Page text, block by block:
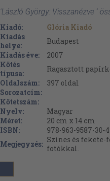
'László György: Visszanézve '
Kiadó:
Glória Kiadó
Kiadás
helye:
Budapest
Kiadás éve:
2007
Kötés
típusa:
Ragasztott
Oldalszám:
397 oldal
Sorozatcím:
Kötetszám:
Nyelv:
Magyar
Méret:
20 cm x 14 cm
ISBN:
978-963-9587-30-4
Megjegyzés: Színes és fekete-
fotókkal.